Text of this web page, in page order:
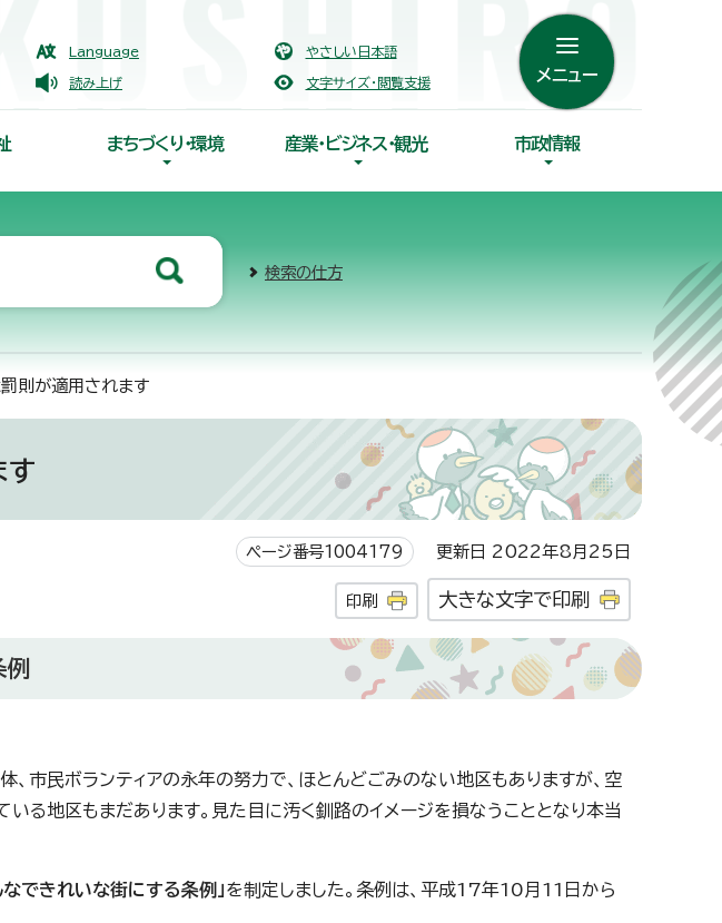
Language やさしい日本語
読み上げ 文字サイズ・閲覧支援 メニュー
まちづくり・環境 産業・ビジネス・観光 市政情報
検索の仕方
則が適用されます
す
ページ番号1004179 更新日 2022年8月25日
印刷 大きな文字で印刷
市民ボランティアの永年の努力で、ほとんどごみのない地区もありますが、空
る地区もまだあります。見た目に汚く釧路のイメージを損なうこととなり本当
なできれいな街にする条例」を制定しました。条例は、平成17年10月11日から